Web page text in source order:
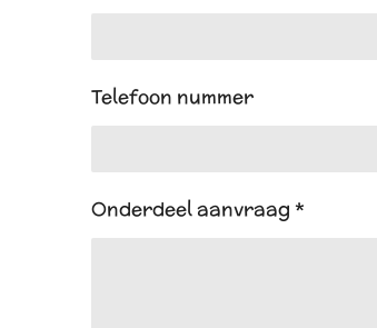
Telefoon nummer
Onderdeel aanvraag *